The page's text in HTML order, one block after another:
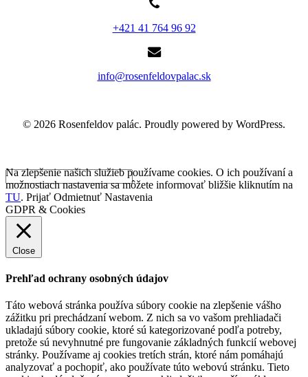
+421 41 764 96 92
info@rosenfeldovpalac.sk
© 2026 Rosenfeldov palác. Proudly powered by WordPress.
Na zlepšenie našich služieb používame cookies. O ich používaní a
možnostiach nastavenia sa môžete informovať bližšie kliknutím na
TU. Prijať Odmietnuť Nastavenia
GDPR & Cookies
Close
Prehľad ochrany osobných údajov
Táto webová stránka používa súbory cookie na zlepšenie vášho
zážitku pri prechádzaní webom. Z nich sa vo vašom prehliadači
ukladajú súbory cookie, ktoré sú kategorizované podľa potreby,
pretože sú nevyhnutné pre fungovanie základných funkcií webovej
stránky. Používame aj cookies tretích strán, ktoré nám pomáhajú
analyzovať a pochopiť, ako používate túto webovú stránku. Tieto